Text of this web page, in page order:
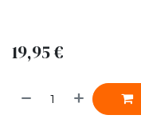
19,95€